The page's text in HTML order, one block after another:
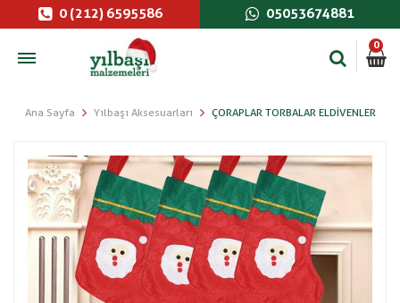
0 (212) 6595586 05053674881
0
Ana Sayfa Yılbaşı Aksesuarları ÇORAPLAR TORBALAR ELDIVENLER